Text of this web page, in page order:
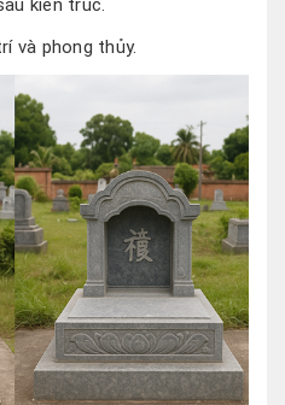
kiến trúc.
và phong thủy.